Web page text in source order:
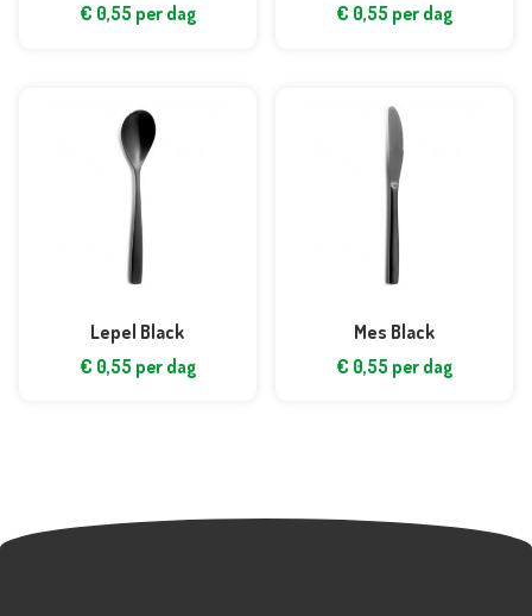
€ 0,55 per dag
€ 0,55 per dag
Lepel Black
€ 0,55 per dag
Mes Black
€ 0,55 per dag